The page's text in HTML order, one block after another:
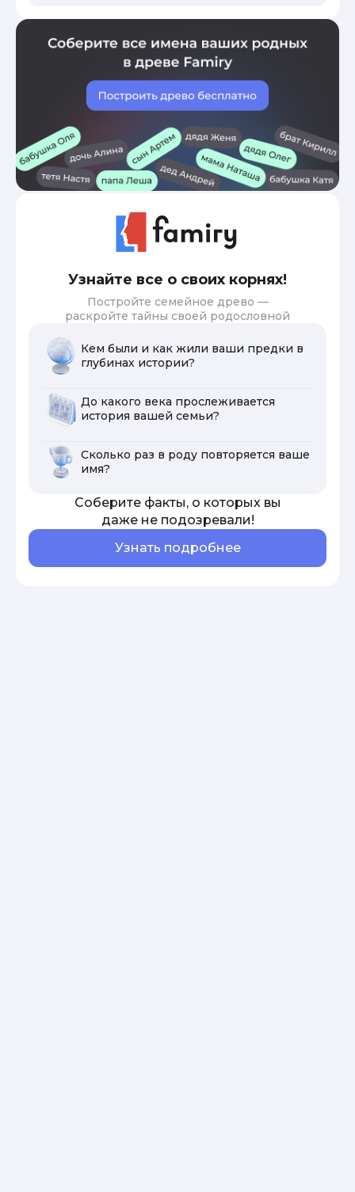
Узнайте все о своих корнях!
Постройте семейное древо —
раскройте тайны своей родословной
Кем были и как жили ваши предки в
глубинах истории?
До какого века прослеживается
история вашей семьи?
Сколько раз в роду повторяется ваше
имя?
Соберите факты, о которых вы
даже не подозревали!
Узнать подробнее